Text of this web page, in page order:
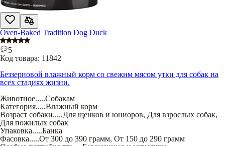
Oven-Baked Tradition Dog Duck
5
Код товара: 11842
Беззерновой влажный корм со свежим мясом утки для собак на
всех стадиях жизни.
Животное.....Собакам
Категория.....Влажный корм
Возраст собаки.....Для щенков и юниоров, Для взрослых собак,
Для пожилых собак
Упаковка.....Банка
Фасовка.....От 300 до 390 грамм, От 150 до 290 грамм